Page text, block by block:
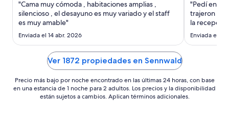
del
al
17
ago
"Cama muy cómoda , habitaciones amplias ,
silencioso , el desayuno es muy variado y el staff
es muy amable"
Enviada el 14 abr. 2026
"Pedí en el
trajeron en
la
dinero
Enviada el 8
Ver 1872 propiedades en Sennwald
Precio más bajo por noche encontrado en las últimas 24 horas, con base
en una estancia de 1 noche para 2 adultos. Los precios y la disponibilidad
están sujetos a cambios. Aplican términos adicionales.